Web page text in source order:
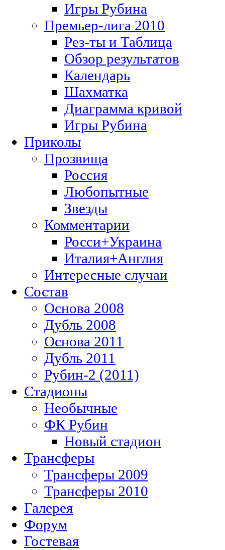
Игры Рубина
Премьер-лига 2010
Рез-ты и Таблица
Обзор результатов
Календарь
Шахматка
Диаграмма кривой
Игры Рубина
Приколы
Прозвища
Россия
Любопытные
Звезды
Комментарии
Росси+Украина
Италия+Англия
Интересные случаи
Состав
Основа 2008
Дубль 2008
Основа 2011
Дубль 2011
Рубин-2 (2011)
Стадионы
Необычные
ФК Рубин
Новый стадион
Трансферы
Трансферы 2009
Трансферы 2010
Галерея
Форум
Гостевая